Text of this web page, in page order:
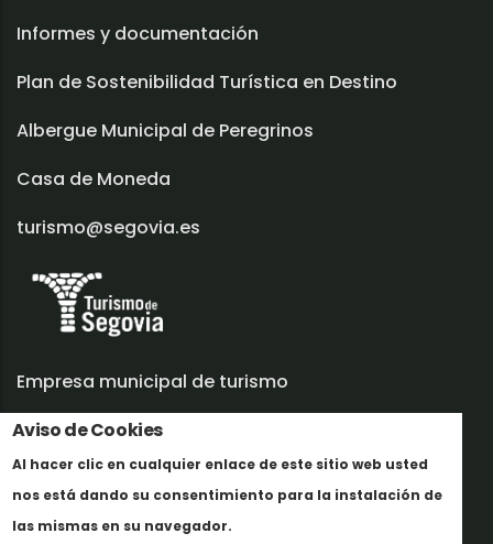
Aviso de Cookies
Al hacer clic en cualquier enlace de este sitio web usted
nos está dando su consentimiento para la instalación de
las mismas en su navegador.
Informes y documentación
Plan de Sostenibilidad Turística en Destino
Albergue Municipal de Peregrinos
Casa de Moneda
turismo@segovia.es
Empresa municipal de turismo
Trabaja con nosotros
Informes y documentación
Perfil del contratante